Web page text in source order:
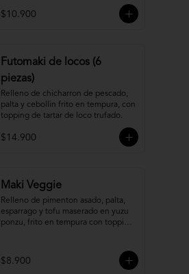
$10.900
Futomaki de locos (6
piezas)
Relleno de chicharron de pescado,
palta y cebollin frito en tempura, con
topping de tartar de loco trufado.
$14.900
Maki Veggie
Relleno de pimenton asado, palta,
esparrago y tofu maserado en yuzu
ponzu, frito en tempura con topping
$8.900